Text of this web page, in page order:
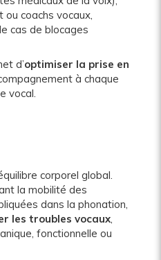
coachs vocaux,
cas de blocages
d’optimiser la prise en
à chaque
vocal.
corporel global.
la mobilité des
dans la phonation,
les troubles vocaux
fonctionnelle ou